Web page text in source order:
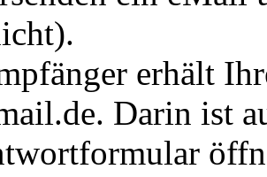
erhält
Darin ist